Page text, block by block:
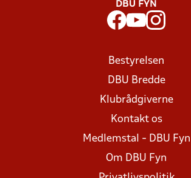
DBU FYN
Bestyrelsen
DBU Bredde
Klubrådgiverne
Kontakt os
Medlemstal - DBU Fyn
Om DBU Fyn